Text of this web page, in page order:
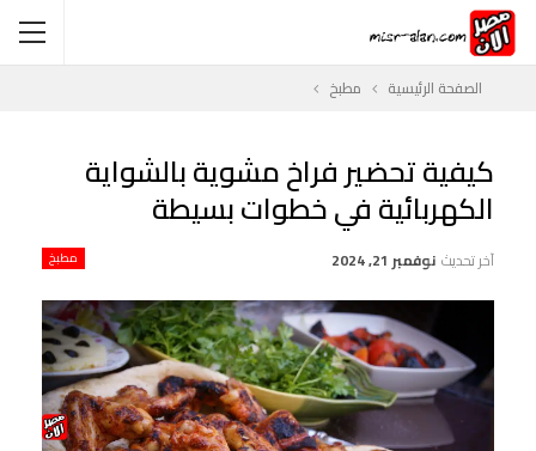
الصفحة الرئيسية مطبخ
كيفية تحضير فراخ مشوية بالشواية
الكهربائية في خطوات بسيطة
مطبخ آخر تحديث نوفمبر 21, 2024